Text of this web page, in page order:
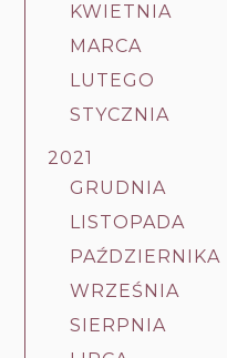
KWIETNIA
MARCA
LUTEGO
STYCZNIA
2021
GRUDNIA
LISTOPADA
PAŹDZIERNIKA
WRZEŚNIA
SIERPNIA